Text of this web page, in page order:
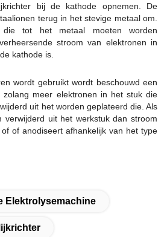
bij de kathode opnemen. De
terug in het stevige metaal om.
die tot het metaal moeten worden
stroom van elektronen in
kathode is.
wordt gebruikt wordt beschouwd een
zolang meer elektronen in het stuk die
uit het worden geplateerd die. Als
verwijderd uit het werkstuk dan stroom
of anodiseert afhankelijk van het type
Elektrolysemachine